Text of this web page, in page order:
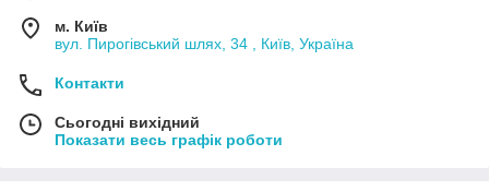
м. Київ
вул. Пирогівський шлях, 34 , Київ, Україна
Контакти
Сьогодні вихідний
Показати весь графік роботи